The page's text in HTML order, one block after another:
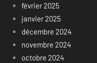
février 2025
janvier 2025
décembre 2024
novembre 2024
octobre 2024